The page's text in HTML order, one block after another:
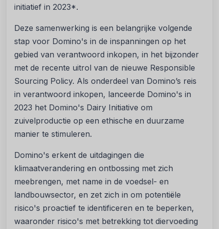
initiatief in 2023*.
Deze samenwerking is een belangrijke volgende
stap voor Domino's in de inspanningen op het
gebied van verantwoord inkopen, in het bijzonder
met de recente uitrol van de nieuwe Responsible
Sourcing Policy. Als onderdeel van Domino’s reis
in verantwoord inkopen, lanceerde Domino's in
2023 het Domino's Dairy Initiative om
zuivelproductie op een ethische en duurzame
manier te stimuleren.
Domino's erkent de uitdagingen die
klimaatverandering en ontbossing met zich
meebrengen, met name in de voedsel- en
landbouwsector, en zet zich in om potentiële
risico's proactief te identificeren en te beperken,
waaronder risico's met betrekking tot diervoeding